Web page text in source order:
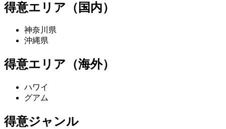
得意エリア（国内）
神奈川県
沖縄県
得意エリア（海外）
ハワイ
グアム
得意ジャンル